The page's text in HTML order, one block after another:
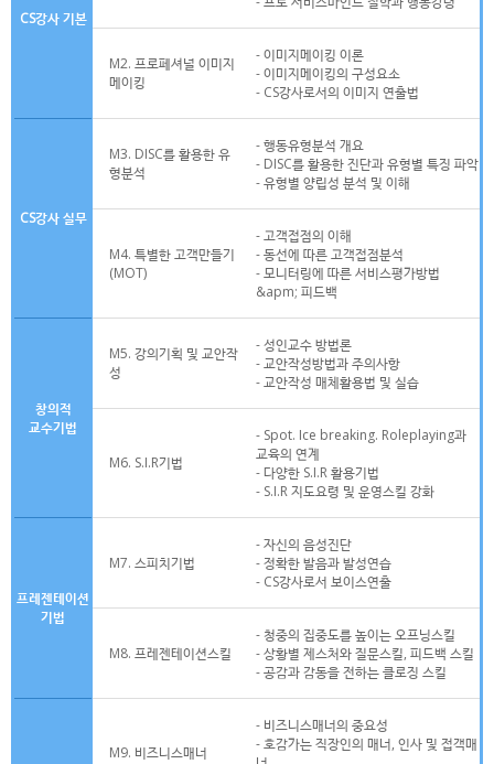
CS강사 기본
M2. 프로페셔널 이미지
메이킹
- 이미지메이킹 이론
- 이미지메이킹의 구성요소
- CS강사로서의 이미지 연출법
CS강사 실무
M3. DISC를 활용한 유
형분석
- 행동유형분석 개요
- DISC를 활용한 진단과 유형별 특징 파악
- 유형별 양립성 분석 및 이해
M4. 특별한 고객만들기
(MOT)
- 고객접점의 이해
- 동선에 따른 고객접점분석
- 모니터링에 따른 서비스평가방법
&apm; 피드백
창의적
교수기법
M5. 강의기획 및 교안작
성
- 성인교수 방법론
- 교안작성방법과 주의사항
- 교안작성 매체활용법 및 실습
M6. S.I.R기법
- Spot. Ice breaking. Roleplaying과
교육의 연계
- 다양한 S.I.R 활용기법
- S.I.R 지도요령 및 운영스킬 강화
프레젠테이션
기법
M7. 스피치기법
- 자신의 음성진단
- 정확한 발음과 발성연습
- CS강사로서 보이스연출
M8. 프레젠테이션스킬
- 청중의 집중도를 높이는 오프닝스킬
- 상황별 제스처와 질문스킬, 피드백 스킬
- 공감과 감동을 전하는 클로징 스킬
M9. 비즈니스매너
- 비즈니스매너의 중요성
- 호감가는 직장인의 매너, 인사 및 접객매